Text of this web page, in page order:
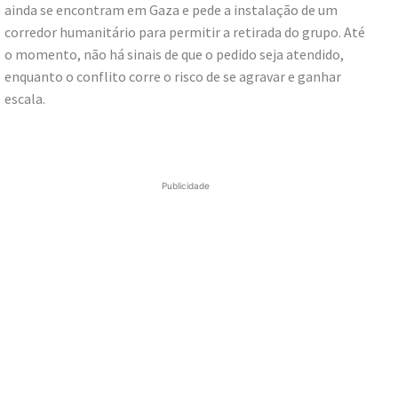
ainda se encontram em Gaza e pede a instalação de um
corredor humanitário para permitir a retirada do grupo. Até
o momento, não há sinais de que o pedido seja atendido,
enquanto o conflito corre o risco de se agravar e ganhar
escala.
Publicidade